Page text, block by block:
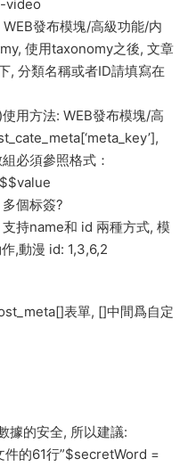
video
發布模塊/高級功能/内
使用taxonomy之後, 文章
, 分類名稱或者ID請填寫在
用方法: WEB發布模塊/高
必須參照格式：
個标簽?
持name和 id 兩種方式, 模
,動漫 id: 1,3,6,2
表單, []中間爲自定
據的安全, 所以建議:
件的61行”$secretWord =